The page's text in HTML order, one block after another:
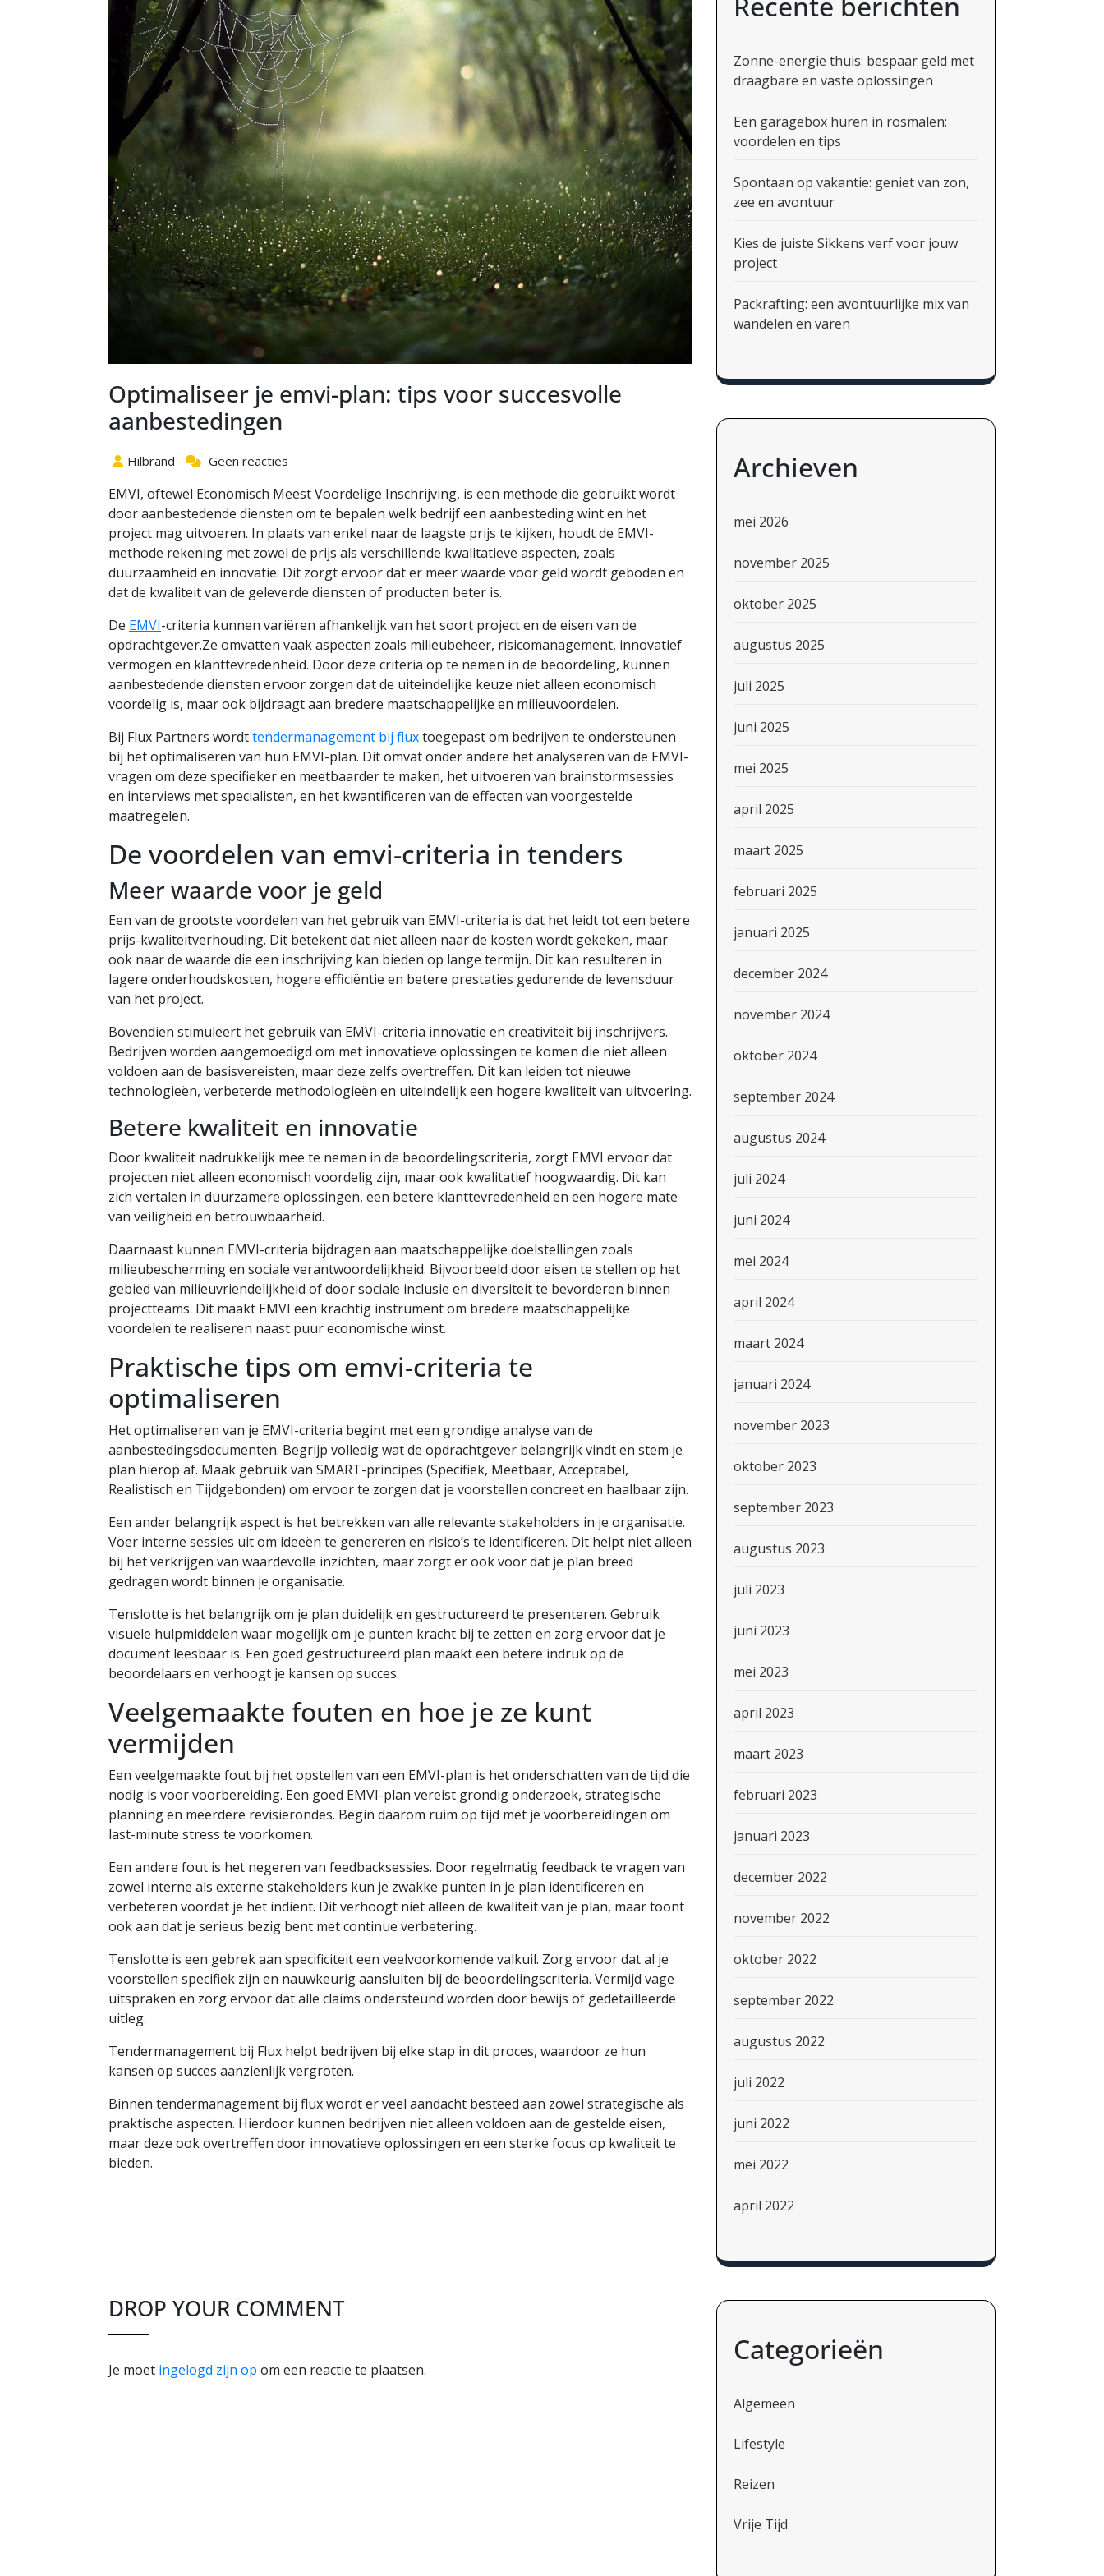
Optimaliseer je emvi-plan: tips voor succesvolle
aanbestedingen
Hilbrand Geen reacties
EMVI, oftewel Economisch Meest Voordelige Inschrijving, is een methode die gebruikt wordt
door aanbestedende diensten om te bepalen welk bedrijf een aanbesteding wint en het
project mag uitvoeren. In plaats van enkel naar de laagste prijs te kijken, houdt de EMVI-
methode rekening met zowel de prijs als verschillende kwalitatieve aspecten, zoals
duurzaamheid en innovatie. Dit zorgt ervoor dat er meer waarde voor geld wordt geboden en
dat de kwaliteit van de geleverde diensten of producten beter is.
De EMVI-criteria kunnen variëren afhankelijk van het soort project en de eisen van de
opdrachtgever.Ze omvatten vaak aspecten zoals milieubeheer, risicomanagement, innovatief
vermogen en klanttevredenheid. Door deze criteria op te nemen in de beoordeling, kunnen
aanbestedende diensten ervoor zorgen dat de uiteindelijke keuze niet alleen economisch
voordelig is, maar ook bijdraagt aan bredere maatschappelijke en milieuvoordelen.
Bij Flux Partners wordttendermanagement bij fluxtoegepast om bedrijven te ondersteunen
bij het optimaliseren van hun EMVI-plan. Dit omvat onder andere het analyseren van de EMVI-
vragen om deze specifieker en meetbaarder te maken, het uitvoeren van brainstormsessies
en interviews met specialisten, en het kwantificeren van de effecten van voorgestelde
maatregelen.
De voordelen van emvi-criteria in tenders
Meer waarde voor je geld
Een van de grootste voordelen van het gebruik van EMVI-criteria is dat het leidt tot een betere
prijs-kwaliteitverhouding. Dit betekent dat niet alleen naar de kosten wordt gekeken, maar
ook naar de waarde die een inschrijving kan bieden op lange termijn. Dit kan resulteren in
lagere onderhoudskosten, hogere efficiëntie en betere prestaties gedurende de levensduur
van het project.
Bovendien stimuleert het gebruik van EMVI-criteria innovatie en creativiteit bij inschrijvers.
Bedrijven worden aangemoedigd om met innovatieve oplossingen te komen die niet alleen
voldoen aan de basisvereisten, maar deze zelfs overtreffen. Dit kan leiden tot nieuwe
technologieën, verbeterde methodologieën en uiteindelijk een hogere kwaliteit van uitvoering.
Betere kwaliteit en innovatie
Door kwaliteit nadrukkelijk mee te nemen in de beoordelingscriteria, zorgt EMVI ervoor dat
projecten niet alleen economisch voordelig zijn, maar ook kwalitatief hoogwaardig. Dit kan
zich vertalen in duurzamere oplossingen, een betere klanttevredenheid en een hogere mate
van veiligheid en betrouwbaarheid.
Daarnaast kunnen EMVI-criteria bijdragen aan maatschappelijke doelstellingen zoals
milieubescherming en sociale verantwoordelijkheid. Bijvoorbeeld door eisen te stellen op het
gebied van milieuvriendelijkheid of door sociale inclusie en diversiteit te bevorderen binnen
projectteams. Dit maakt EMVI een krachtig instrument om bredere maatschappelijke
voordelen te realiseren naast puur economische winst.
Praktische tips om emvi-criteria te
optimaliseren
Het optimaliseren van je EMVI-criteria begint met een grondige analyse van de
aanbestedingsdocumenten. Begrijp volledig wat de opdrachtgever belangrijk vindt en stem je
plan hierop af. Maak gebruik van SMART-principes (Specifiek, Meetbaar, Acceptabel,
Realistisch en Tijdgebonden) om ervoor te zorgen dat je voorstellen concreet en haalbaar zijn.
Een ander belangrijk aspect is het betrekken van alle relevante stakeholders in je organisatie.
Voer interne sessies uit om ideeën te genereren en risico’s te identificeren. Dit helpt niet alleen
bij het verkrijgen van waardevolle inzichten, maar zorgt er ook voor dat je plan breed
gedragen wordt binnen je organisatie.
Tenslotte is het belangrijk om je plan duidelijk en gestructureerd te presenteren. Gebruik
visuele hulpmiddelen waar mogelijk om je punten kracht bij te zetten en zorg ervoor dat je
document leesbaar is. Een goed gestructureerd plan maakt een betere indruk op de
beoordelaars en verhoogt je kansen op succes.
Veelgemaakte fouten en hoe je ze kunt
vermijden
Een veelgemaakte fout bij het opstellen van een EMVI-plan is het onderschatten van de tijd die
nodig is voor voorbereiding. Een goed EMVI-plan vereist grondig onderzoek, strategische
planning en meerdere revisierondes. Begin daarom ruim op tijd met je voorbereidingen om
last-minute stress te voorkomen.
Een andere fout is het negeren van feedbacksessies. Door regelmatig feedback te vragen van
zowel interne als externe stakeholders kun je zwakke punten in je plan identificeren en
verbeteren voordat je het indient. Dit verhoogt niet alleen de kwaliteit van je plan, maar toont
ook aan dat je serieus bezig bent met continue verbetering.
Tenslotte is een gebrek aan specificiteit een veelvoorkomende valkuil. Zorg ervoor dat al je
voorstellen specifiek zijn en nauwkeurig aansluiten bij de beoordelingscriteria. Vermijd vage
uitspraken en zorg ervoor dat alle claims ondersteund worden door bewijs of gedetailleerde
uitleg.
Tendermanagement bij Flux helpt bedrijven bij elke stap in dit proces, waardoor ze hun
kansen op succes aanzienlijk vergroten.
Binnen tendermanagement bij flux wordt er veel aandacht besteed aan zowel strategische als
praktische aspecten. Hierdoor kunnen bedrijven niet alleen voldoen aan de gestelde eisen,
maar deze ook overtreffen door innovatieve oplossingen en een sterke focus op kwaliteit te
bieden.
DROP YOUR COMMENT
Je moet ingelogd zijn op om een reactie te plaatsen.
Zonne-energie thuis: bespaar geld met
draagbare en vaste oplossingen
Een garagebox huren in rosmalen:
voordelen en tips
Spontaan op vakantie: geniet van zon,
zee en avontuur
Kies de juiste Sikkens verf voor jouw
project
Packrafting: een avontuurlijke mix van
wandelen en varen
Archieven
mei 2026
november 2025
oktober 2025
augustus 2025
juli 2025
juni 2025
mei 2025
april 2025
maart 2025
februari 2025
januari 2025
december 2024
november 2024
oktober 2024
september 2024
augustus 2024
juli 2024
juni 2024
mei 2024
april 2024
maart 2024
januari 2024
november 2023
oktober 2023
september 2023
augustus 2023
juli 2023
juni 2023
mei 2023
april 2023
maart 2023
februari 2023
januari 2023
december 2022
november 2022
oktober 2022
september 2022
augustus 2022
juli 2022
juni 2022
mei 2022
april 2022
Categorieën
Algemeen
Lifestyle
Reizen
Vrije Tijd